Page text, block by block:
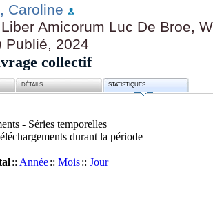
Caroline
Liber Amicorum Luc De Broe,
Publié, 2024
collectif
DÉTAILS STATISTIQUES